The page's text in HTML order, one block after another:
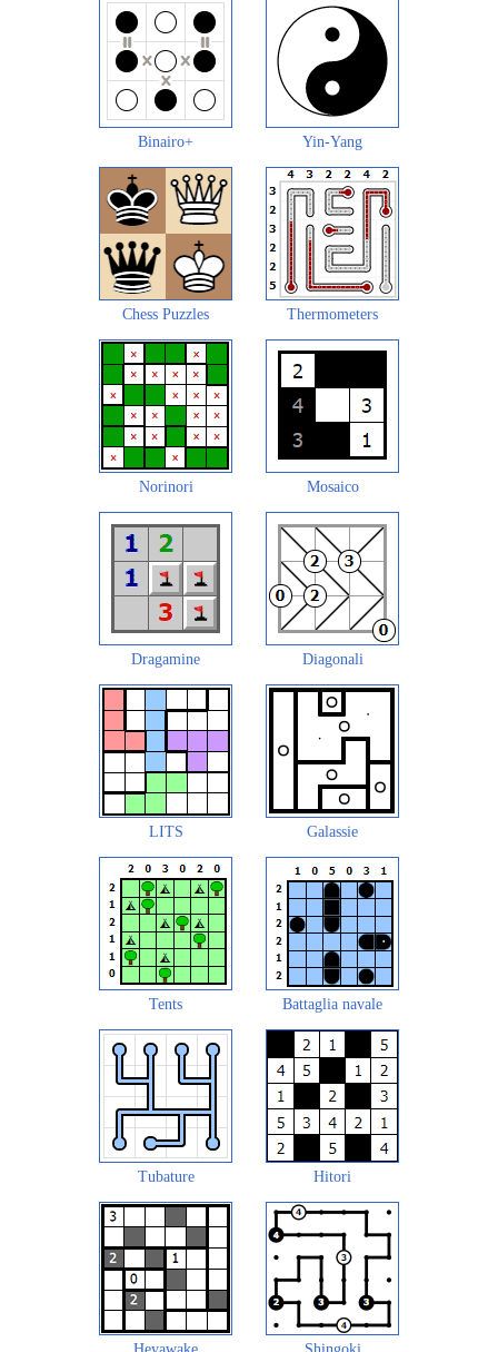
Binairo+ Yin-Yang
Chess Puzzles Thermometers
Norinori Mosaico
Dragamine Diagonali
LITS Galassie
Tents Battaglia navale
Tubature Hitori